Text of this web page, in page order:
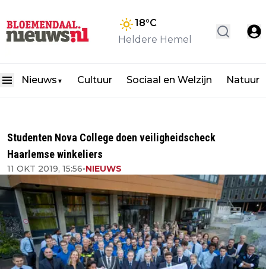
18°C
Heldere Hemel
Nieuws ▼ Cultuur Sociaal en Welzijn Natuur
Studenten Nova College doen veiligheidscheck
Haarlemse winkeliers
11 OKT 2019, 15:56•NIEUWS